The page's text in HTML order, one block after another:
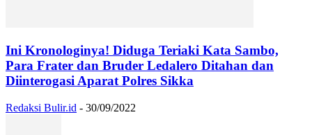
Ini Kronologinya! Diduga Teriaki Kata Sambo,
Para Frater dan Bruder Ledalero Ditahan dan
Diinterogasi Aparat Polres Sikka
Redaksi Bulir.id - 30/09/2022